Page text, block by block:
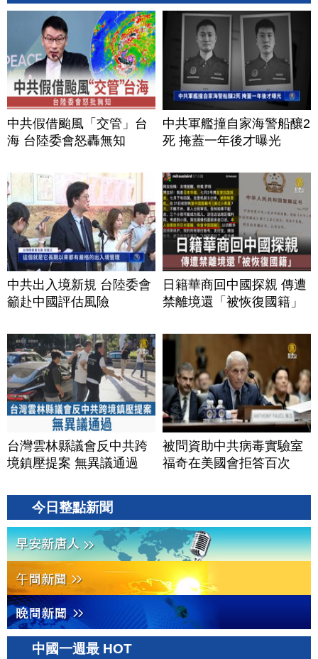
中共假借颱風「交管」台
海 台陸委會怒轟無知
中共軍艦撞自家海警船釀2
死 掩蓋一年後才曝光
中共出入境新規 台陸委會
籲赴中國評估風險
日籍華商回中國探親 傳遭
禁離境還「被恢復國籍」
台灣雲林縣議會反中共跨
境鎮壓提案 無異議通過
被問資助中共病毒實驗室
福奇在美國會拒答百次
今日整點新聞
中國一週最 HOT